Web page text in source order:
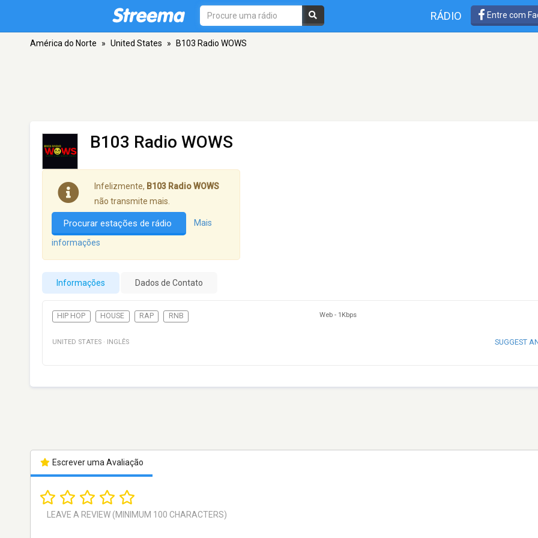
RÁDIO Entre com
América do Norte » United States » B103 Radio WOWS
B103 Radio WOWS
Infelizmente, B103 Radio WOWS
não transmite mais.
Procurar estações de rádio Mais
informações
Informações Dados de Contato
HIP HOP HOUSE RAP RNB Web - 1Kbps
UNITED STATES · INGLÊS SUGGEST
Escrever uma Avaliação